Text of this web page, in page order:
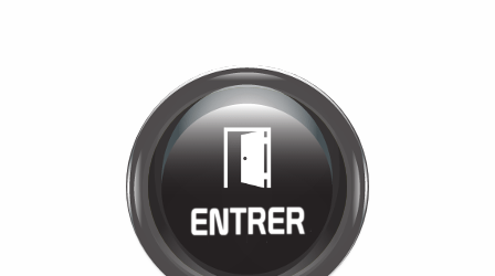
Bienvenue chez
JULIE CARPIO
Cliquez pour entrer